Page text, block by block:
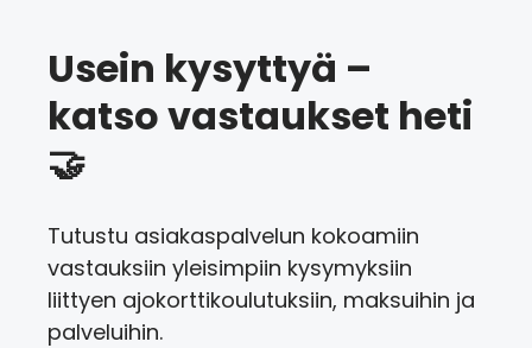
Usein kysyttyä –
katso vastaukset heti
🤝
Tutustu asiakaspalvelun kokoamiin
vastauksiin yleisimpiin kysymyksiin
liittyen ajokorttikoulutuksiin, maksuihin ja
palveluihin.